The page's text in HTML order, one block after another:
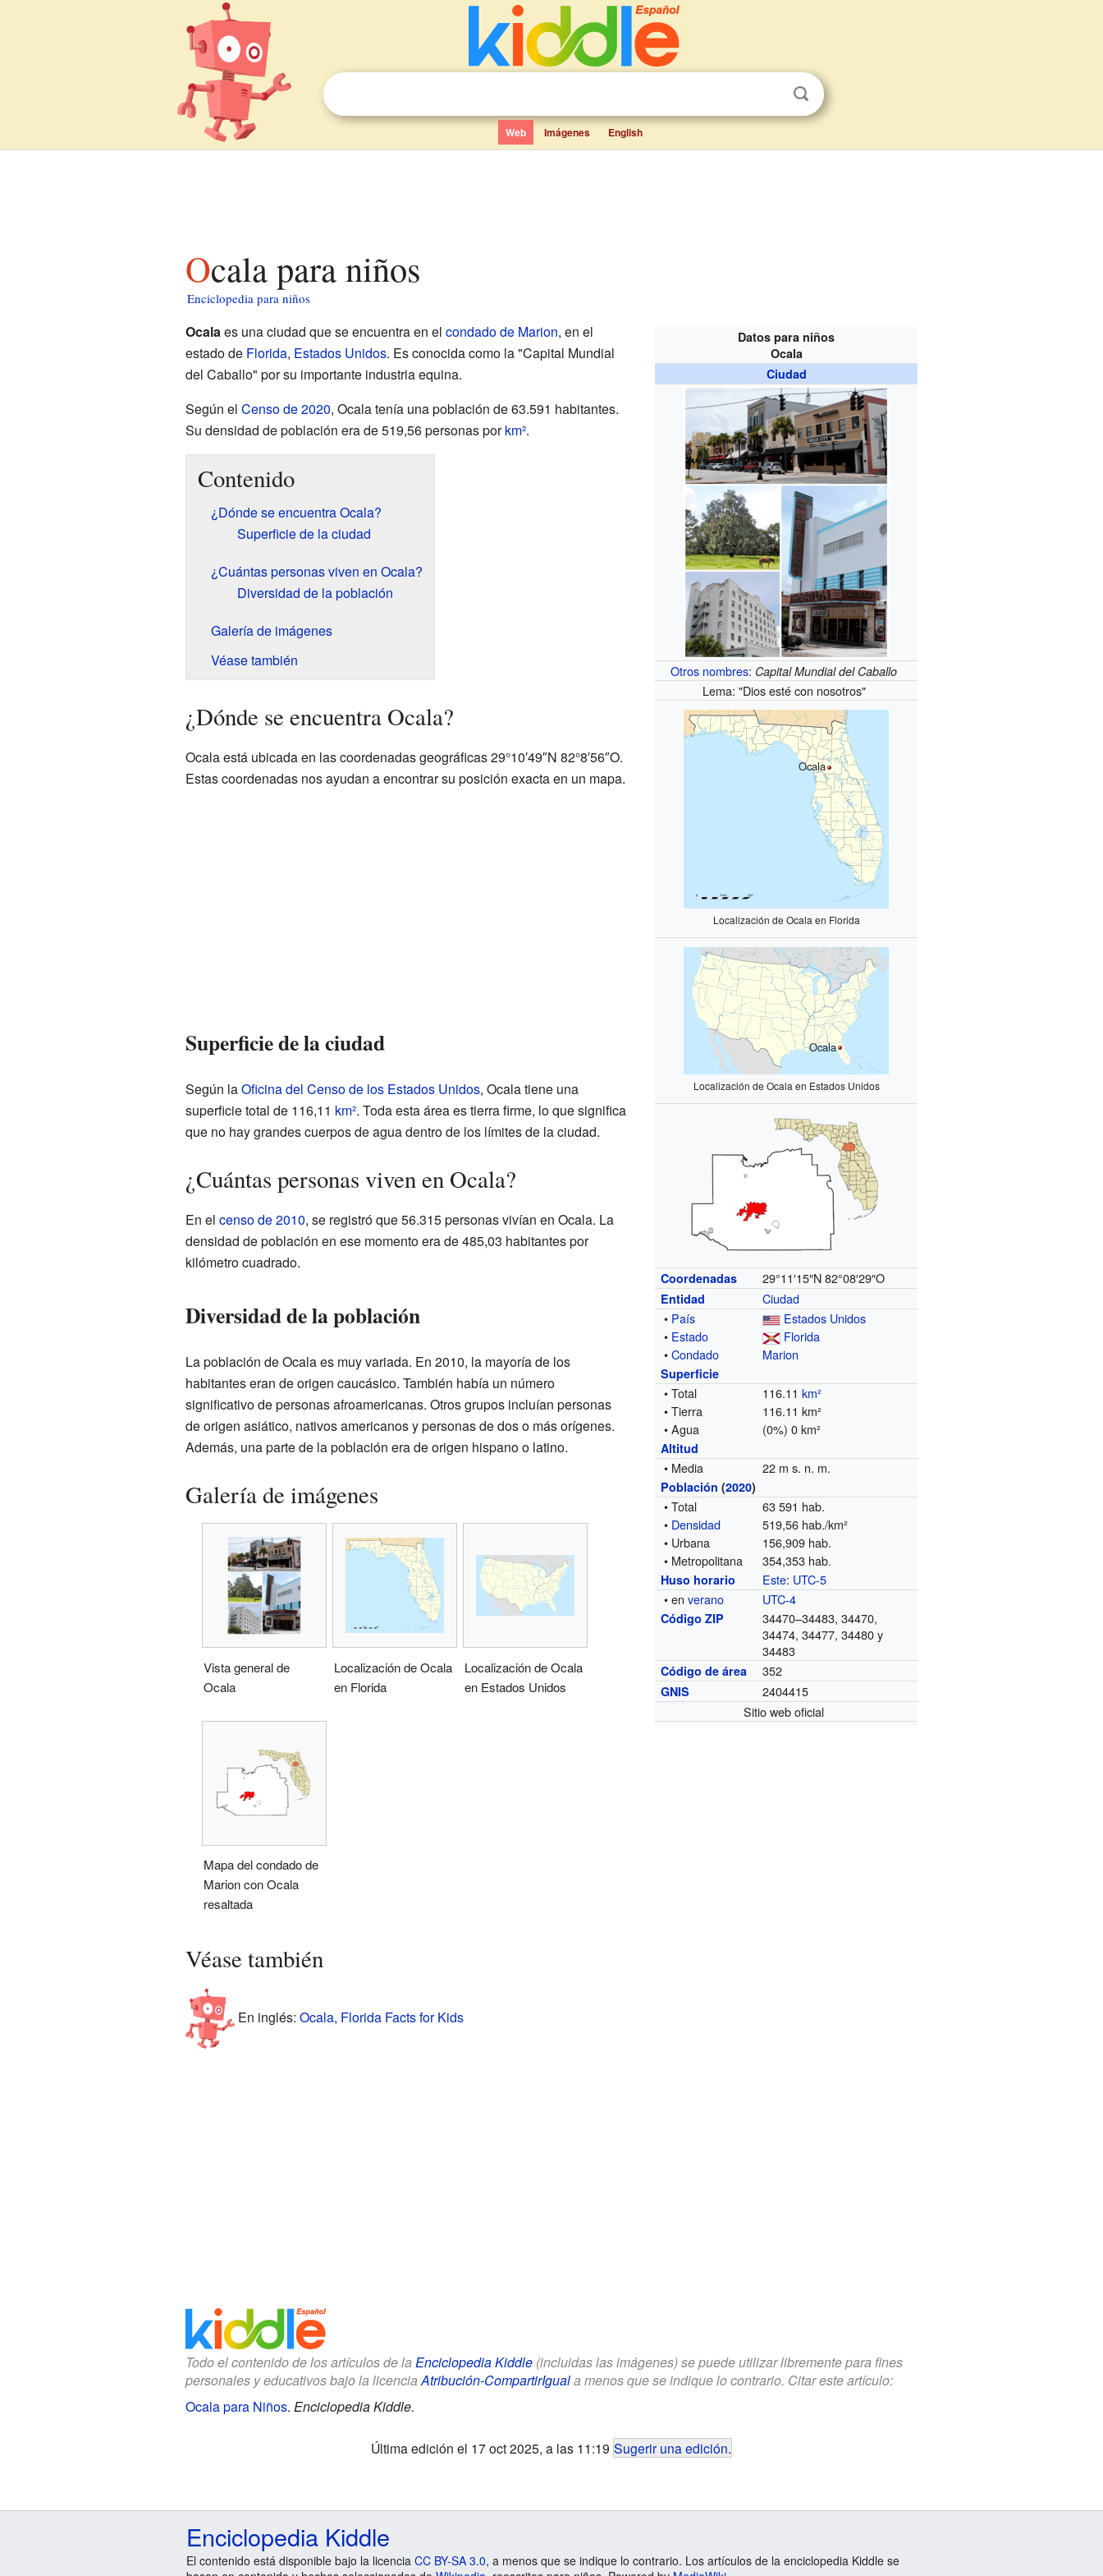
Web Imágenes English
Ocala para niños
Enciclopedia para niños
Datos para niños
Ocala
Ciudad
Otros nombres: Capital Mundial del Caballo
Lema: "Dios esté con nosotros"
Ocala
Localización de Ocala en Florida
Ocala
Localización de Ocala en Estados Unidos
Coordenadas 29°11′15″N 82°08′29″O
Entidad
Ciudad
• País
Estados Unidos
• Estado
Florida
•Condado Marion
Superficie
• Total 116.11km²
• Tierra
116.11 km²
• Agua
(0%) 0 km²
Altitud
• Media 22 m s. n. m.
Población (2020)
• Total
63 591 hab.
• Densidad
519,56 hab./km²
• Urbana
156,909 hab.
• Metropolitana
354,353 hab.
Huso horario Este: UTC-5
• enverano UTC-4
Código ZIP
34470–34483, 34470,
34474, 34477, 34480 y
34483
Código de área 352
GNIS
2404415
Sitio web oficial
Ocalaes una ciudad que se encuentra en el condado de Marion, en el
estado de Florida, Estados Unidos. Es conocida como la "Capital Mundial
del Caballo" por su importante industria equina.
Según el Censo de 2020, Ocala tenía una población de 63.591 habitantes.
Su densidad de población era de 519,56 personas porkm².
Contenido
¿Dónde se encuentra Ocala?
Superficie de la ciudad
¿Cuántas personas viven en Ocala?
Diversidad de la población
Galería de imágenes
Véase también
¿Dónde se encuentra Ocala?
Ocala está ubicada en las coordenadas geográficas 29°10′49″N 82°8′56″O.
Estas coordenadas nos ayudan a encontrar su posición exacta en un mapa.
Superficie de la ciudad
Según laOficina del Censo de los Estados Unidos, Ocala tiene una
superficie total de 116,11 km². Toda esta área es tierra firme, lo que significa
que no hay grandes cuerpos de agua dentro de los límites de la ciudad.
¿Cuántas personas viven en Ocala?
En el censo de 2010, se registró que 56.315 personas vivían en Ocala. La
densidad de población en ese momento era de 485,03 habitantes por
kilómetro cuadrado.
Diversidad de la población
La población de Ocala es muy variada. En 2010, la mayoría de los
habitantes eran de origen caucásico. También había un número
significativo de personas afroamericanas. Otros grupos incluían personas
de origen asiático, nativos americanos y personas de dos o más orígenes.
Además, una parte de la población era de origen hispano o latino.
Galería de imágenes
Vista general de
Ocala
Localización de Ocala
en Florida
Localización de Ocala
en Estados Unidos
Mapa del condado de
Marion con Ocala
resaltada
Véase también
En inglés: Ocala, Florida Facts for Kids
Todo el contenido de los artículos de la Enciclopedia Kiddle(incluidas las imágenes) se puede utilizar libremente para fines
personales y educativos bajo la licenciaAtribución-CompartirIguala menos que se indique lo contrario. Citar este artículo:
Ocala para Niños. Enciclopedia Kiddle.
Última edición el 17 oct 2025, a las 11:19 Sugerir una edición.
Enciclopedia Kiddle
El contenido está disponible bajo la licencia CC BY-SA 3.0, a menos que se indique lo contrario. Los artículos de la enciclopedia Kiddle se